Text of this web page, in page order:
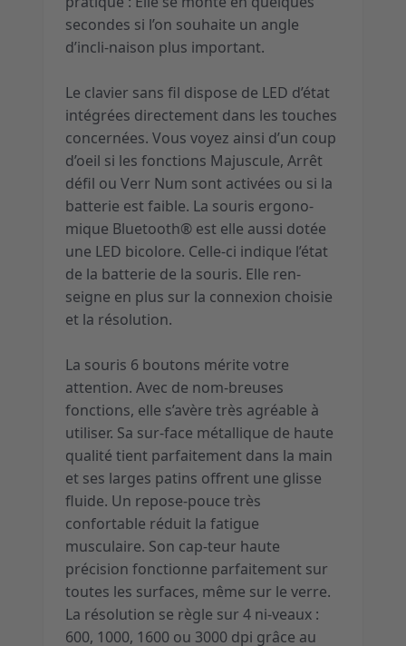
secondes si l’on souhaite un angle
d’incli-naison plus important.
Le clavier sans fil dispose de LED d’état
intégrées directement dans les touches
concernées. Vous voyez ainsi d’un coup
d’oeil si les fonctions Majuscule, Arrêt
défil ou Verr Num sont activées ou si la
batterie est faible. La souris ergono-
mique Bluetooth® est elle aussi dotée
une LED bicolore. Celle-ci indique l’état
de la batterie de la souris. Elle ren-
seigne en plus sur la connexion choisie
et la résolution.
La souris 6 boutons mérite votre
attention. Avec de nom-breuses
fonctions, elle s’avère très agréable à
utiliser. Sa sur-face métallique de haute
qualité tient parfaitement dans la main
et ses larges patins offrent une glisse
fluide. Un repose-pouce très
confortable réduit la fatigue
musculaire. Son cap-teur haute
précision fonctionne parfaitement sur
toutes les surfaces, même sur le verre.
La résolution se règle sur 4 ni-veaux :
600, 1000, 1600 ou 3000 dpi grâce au